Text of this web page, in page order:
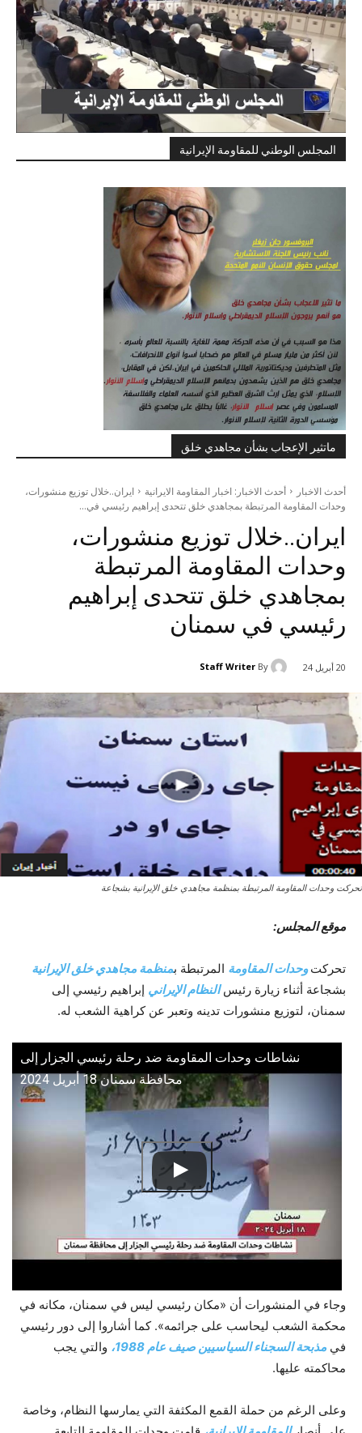
المجلس الوطني للمقاومة الإيرانية
ماتثير الإعجاب بشأن مجاهدي خلق
أحدث الاخبار أحدث الاخبار: اخبار المقاومة الايرانية
ایران..خلال توزيع منشورات،
وحدات المقاومة المرتبطة بمجاهدي خلق تتحدى إبراهيم رئيسي في...
ایران..خلال توزيع منشورات،
وحدات المقاومة المرتبطة
بمجاهدي خلق تتحدى إبراهيم
رئيسي في سمنان
20 أبريل 24 By
Staff Writer
تحركت وحدات المقاومة المرتبطة بمنظمة مجاهدي خلق الإيرانية بشجاعة
موقع المجلس:
تحركتوحدات المقاومة المرتبطة بمنظمة مجاهدي خلق الإيرانية
بشجاعة أثناء زيارة رئيسالنظام الإيراني إبراهيم رئيسي إلى
سمنان، لتوزيع منشورات تدينه وتعبر عن كراهية الشعب له.
نشاطات وحدات المقاومة ضد رحلة رئيسي الجزار إلى
محافظة سمنان 18 أبريل 2024
وجاء في المنشورات أن «مكان رئيسي ليس في سمنان، مكانه في
محكمة الشعب ليحاسب على جرائمه». كما أشاروا إلى دور رئيسي
في مذبحة السجناء السياسيين صيف عام 1988،
والتي يجب
محاكمته عليها.
وعلى الرغم من حملة القمع المكثفة التي يمارسها النظام، وخاصة